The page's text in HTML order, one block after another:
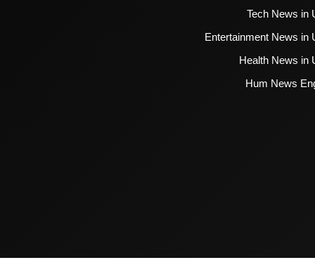
Tech News in
Entertainment News in
Health News in
Hum News